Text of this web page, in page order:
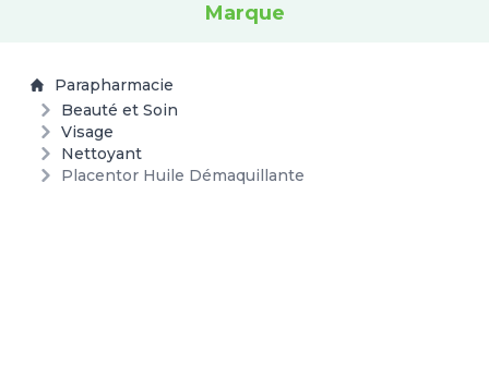
Marque
Parapharmacie
Beauté et Soin
Visage
Nettoyant
Placentor Huile Démaquillante